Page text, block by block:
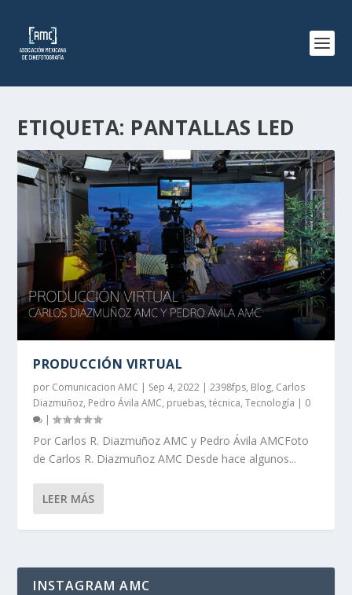
ETIQUETA: PANTALLAS LED
PRODUCCIÓN VIRTUAL
por Comunicacion AMC | Sep 4, 2022 |2398fps, Blog, Carlos
Diazmuñoz, Pedro Ávila AMC, pruebas,técnica,Tecnología | 0
|
Por Carlos R. Diazmuñoz AMC y Pedro Ávila AMCFoto
de Carlos R. Diazmuñoz AMC Desde hace algunos...
LEER MÁS
INSTAGRAM AMC